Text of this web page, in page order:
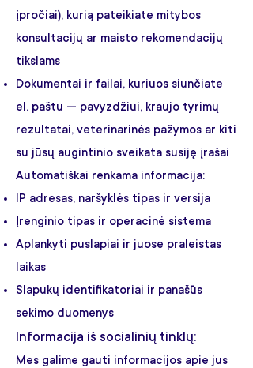
įpročiai), kurią pateikiate mitybos
konsultacijų ar maisto rekomendacijų
tikslams
Dokumentai ir failai, kuriuos siunčiate
el. paštu — pavyzdžiui, kraujo tyrimų
rezultatai, veterinarinės pažymos ar kiti
su jūsų augintinio sveikata susiję įrašai
Automatiškai renkama informacija:
IP adresas, naršyklės tipas ir versija
Įrenginio tipas ir operacinė sistema
Aplankyti puslapiai ir juose praleistas
laikas
Slapukų identifikatoriai ir panašūs
sekimo duomenys
Informacija iš socialinių tinklų:
Mes galime gauti informacijos apie jus